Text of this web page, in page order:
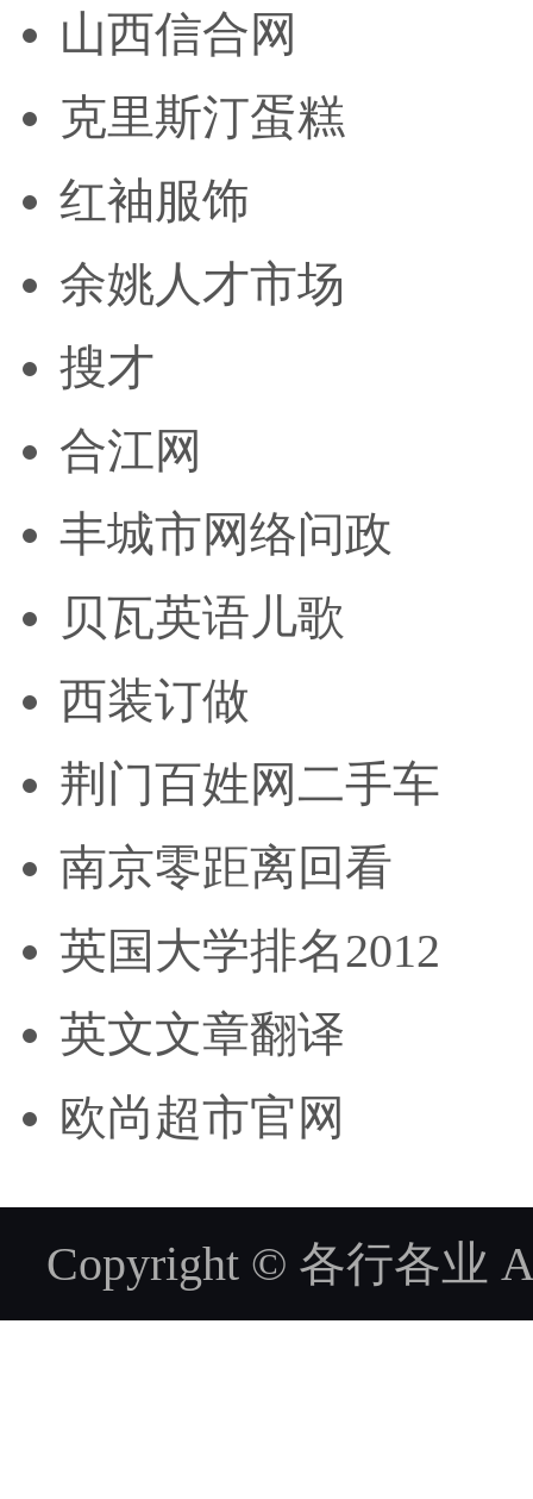
山西信合网
克里斯汀蛋糕
红袖服饰
余姚人才市场
搜才
合江网
丰城市网络问政
贝瓦英语儿歌
西装订做
荆门百姓网二手车
南京零距离回看
英国大学排名2012
英文文章翻译
欧尚超市官网
Copyright © 各行各业